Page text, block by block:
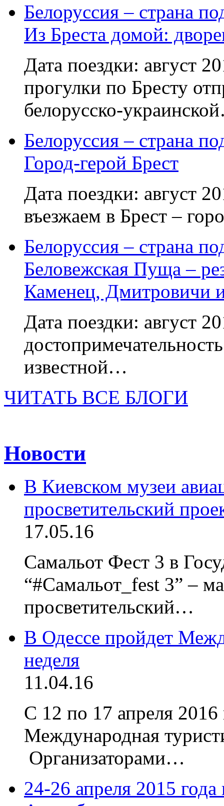
Белоруссия – страна
Из Бреста домой:
Дата поездки: август
прогулки по Бресту
белорусско-
Белоруссия – страна
Город-герой Брест
Дата поездки: август
въезжаем в Брест –
Белоруссия – страна
Беловежская Пуща –
Каменец, Дмитровичи
Дата поездки: август
известной…
ЧИТАТЬ ВСЕ БЛОГИ
Новости
В Киевском музеи
просветительский
17.05.16
Самальот Фест 3 в
“#Самальот_fest 3” –
просветительский…
В Одессе пройдет
неделя
11.04.16
С 12 по 17 апреля 2016
Международная
Организаторами…
24-26 апреля 2015